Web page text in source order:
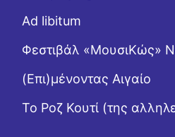
Ad libitum
Φεστιβάλ «ΜουσιΚώς»
(Επι)μένοντας Αιγαίο
Το Ροζ Κουτί (της